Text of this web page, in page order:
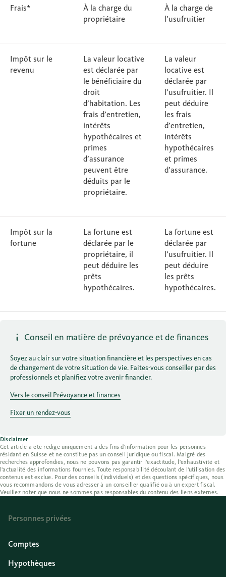
Frais*
À la charge du
propriétaire
À la charge de
l’usufruitier
Impôt sur le
revenu
La valeur locative
est déclarée par
le bénéficiaire du
droit
d’habitation. Les
frais d’entretien,
intérêts
hypothécaires et
primes
d’assurance
peuvent être
déduits par le
propriétaire.
La valeur
locative est
déclarée par
l’usufruitier. Il
peut déduire
les frais
d’entretien,
intérêts
hypothécaires
et primes
d’assurance.
Impôt sur la
fortune
La fortune est
déclarée par le
propriétaire, il
peut déduire les
prêts
hypothécaires.
La fortune est
déclarée par
l’usufruitier. Il
peut déduire
les prêts
hypothécaires.
Conseil en matière de prévoyance et de finances
Soyez au clair sur votre situation financière et les perspectives en cas
de changement de votre situation de vie. Faites-vous conseiller par des
professionnels et planifiez votre avenir financier.
Vers le conseil Prévoyance et finances
Fixer un rendez-vous
Disclaimer
Cet article a été rédigé uniquement à des fins d'information pour les personnes
résidant en Suisse et ne constitue pas un conseil juridique ou fiscal. Malgré des
recherches approfondies, nous ne pouvons pas garantir l'exactitude, l'exhaustivité et
l'actualité des informations fournies. Toute responsabilité découlant de l'utilisation des
contenus est exclue. Pour des conseils (individuels) et des questions spécifiques, nous
vous recommandons de vous adresser à un conseiller qualifié ou à un expert fiscal.
Veuillez noter que nous ne sommes pas responsables du contenu des liens externes.
Personnes privées
Comptes
Hypothèques